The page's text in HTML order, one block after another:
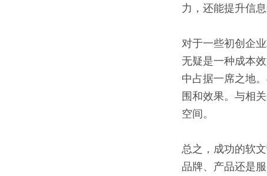
力，还能提升信息
对于一些初创企
无疑是一种成本
中占据一席之地
围和效果。与相
空间。
总之，成功的软
品牌、产品还是